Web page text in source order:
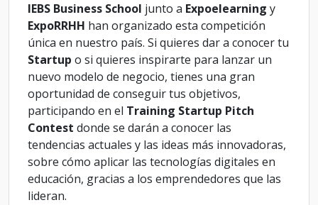
IEBS Business School junto a Expoelearning y
ExpoRRHH han organizado esta competición
única en nuestro país. Si quieres dar a conocer tu
Startup o si quieres inspirarte para lanzar un
nuevo modelo de negocio, tienes una gran
oportunidad de conseguir tus objetivos,
participando en el Training Startup Pitch
Contest donde se darán a conocer las
tendencias actuales y las ideas más innovadoras,
sobre cómo aplicar las tecnologías digitales en
educación, gracias a los emprendedores que las
lideran.